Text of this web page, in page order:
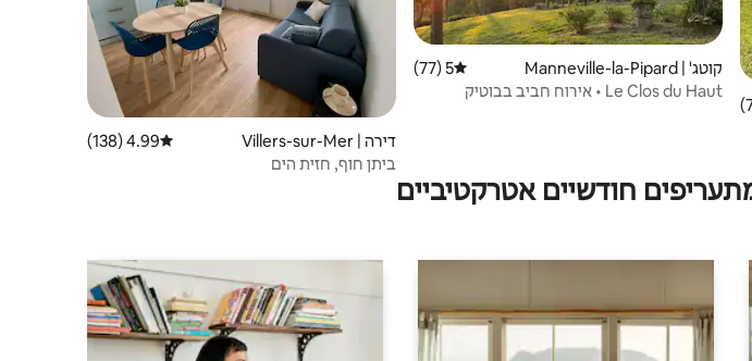
ביקורות
קוטג' | Manneville-la-Pipard דירוג ממוצע של 5 מתוך 5, 77 ביקורות
5 (77)
Le Clos du Haut • אירוח חביב בבוטיק
דירה | Villers-sur-Mer דירוג ממוצע של 4.99 מתוך 5, 138 ביקורות
4.99 (138)
ביתן חוף, חזית הים
חודשיים אטרקטיביים